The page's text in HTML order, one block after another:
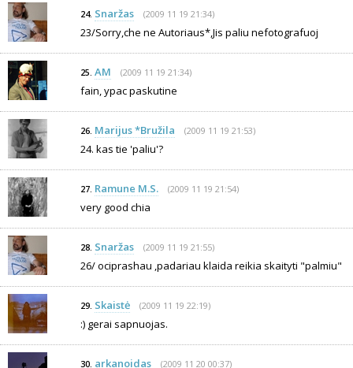
24. Snaržas (2009 11 19 21:34)
23/Sorry,che ne Autoriaus*,Jis paliu nefotografuoj
25. AM (2009 11 19 21:34)
fain, ypac paskutine
26. Marijus *Bružila (2009 11 19 21:53)
24. kas tie 'paliu'?
27. Ramune M.S. (2009 11 19 21:54)
very good chia
28. Snaržas (2009 11 19 21:55)
26/ ociprashau ,padariau klaida reikia skaityti "palmiu"
29. Skaistė (2009 11 19 22:19)
:) gerai sapnuojas.
30. arkanoidas (2009 11 20 00:37)